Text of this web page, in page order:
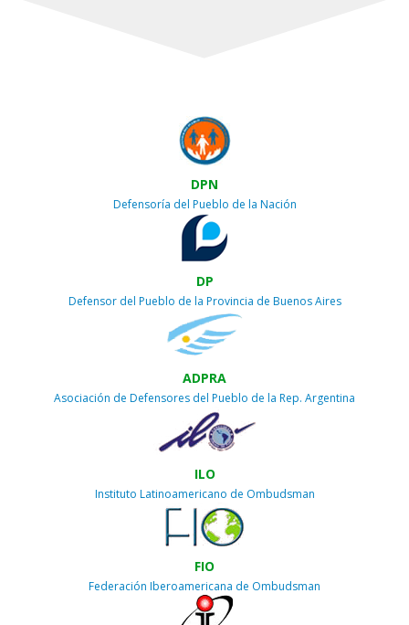
DPN
Defensoría del Pueblo de la Nación
DP
Defensor del Pueblo de la Provincia de Buenos Aires
ADPRA
Asociación de Defensores del Pueblo de la Rep. Argentina
ILO
Instituto Latinoamericano de Ombudsman
FIO
Federación Iberoamericana de Ombudsman